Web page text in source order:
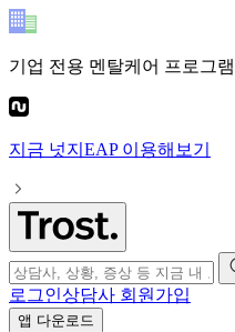
기업 전용 멘탈케어 프로그램
지금 넛지EAP이용해보기
로그인상담사 회원가입
앱 다운로드